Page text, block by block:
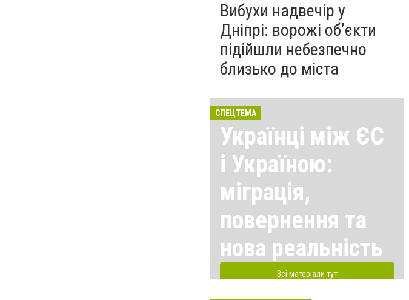
Вибухи надвечір у
Дніпрі: ворожі об’єкти
підійшли небезпечно
близько до міста
СПЕЦТЕМА
Українці між ЄС
і Україною:
міграція,
повернення та
нова реальність
Всі матеріали тут